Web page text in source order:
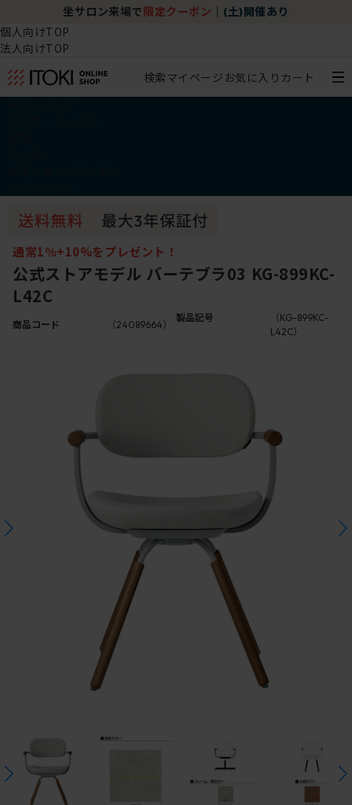
坐サロン来場で 限定クーポン (土)開催あり
個人向けTOP
法人向けTOP
検索マイページ お気に入り カート
通常1％+10%をプレゼント！
公式ストアモデル バーテブラ03 KG-899KC-
L42C
商品コード （24089664）
製品記号
（KG-899KC-
L42C）